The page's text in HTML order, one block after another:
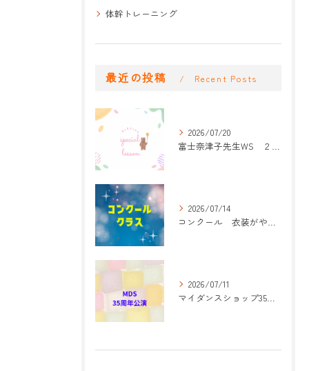
体幹トレーニング
最近の投稿 Recent Posts
2026/07/20
富士奈津子先生WS ２回目
2026/07/14
コンクール 衣装がやって来た！
2026/07/11
マイダンスショップ35周年記念公演 振付開始